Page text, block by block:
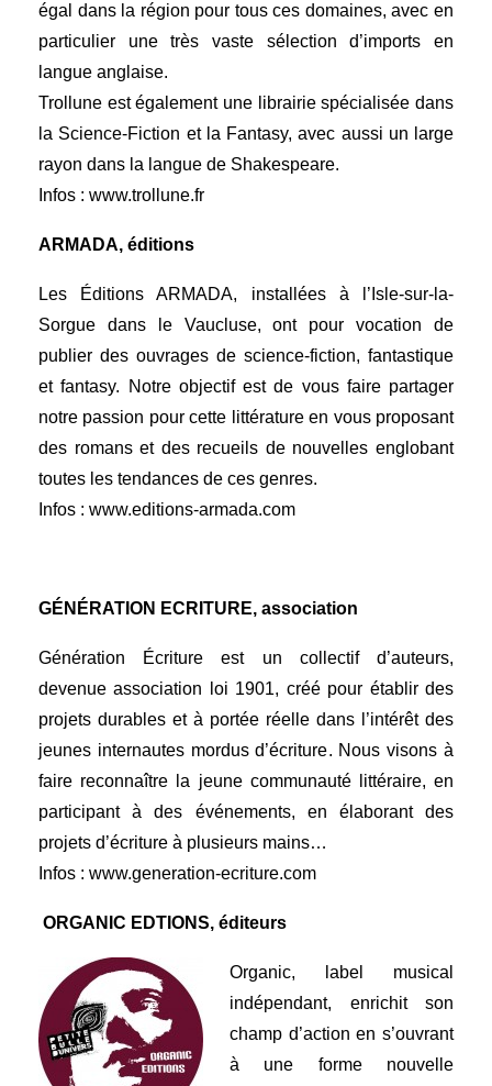
égal dans la région pour tous ces domaines, avec en
particulier une très vaste sélection d’imports en
langue anglaise.
Trollune est également une librairie spécialisée dans
la Science-Fiction et la Fantasy, avec aussi un large
rayon dans la langue de Shakespeare.
Infos : www.trollune.fr
ARMADA, éditions
Les Éditions ARMADA, installées à l’Isle-sur-la-
Sorgue dans le Vaucluse, ont pour vocation de
publier des ouvrages de science-fiction, fantastique
et fantasy. Notre objectif est de vous faire partager
notre passion pour cette littérature en vous proposant
des romans et des recueils de nouvelles englobant
toutes les tendances de ces genres.
Infos : www.editions-armada.com
GÉNÉRATION ECRITURE, association
Génération Écriture est un collectif d’auteurs,
devenue association loi 1901, créé pour établir des
projets durables et à portée réelle dans l’intérêt des
jeunes internautes mordus d’écriture. Nous visons à
faire reconnaître la jeune communauté littéraire, en
participant à des événements, en élaborant des
projets d’écriture à plusieurs mains…
Infos : www.generation-ecriture.com
ORGANIC EDTIONS, éditeurs
Organic, label musical
indépendant, enrichit son
champ d’action en s’ouvrant
à une forme nouvelle